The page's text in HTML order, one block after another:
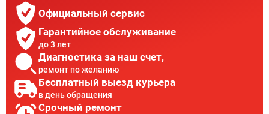
Официальный сервис
Гарантийное обслуживание
до 3 лет
Диагностика за наш счет,
ремонт по желанию
Бесплатный выезд курьера
в день обращения
Срочный ремонт